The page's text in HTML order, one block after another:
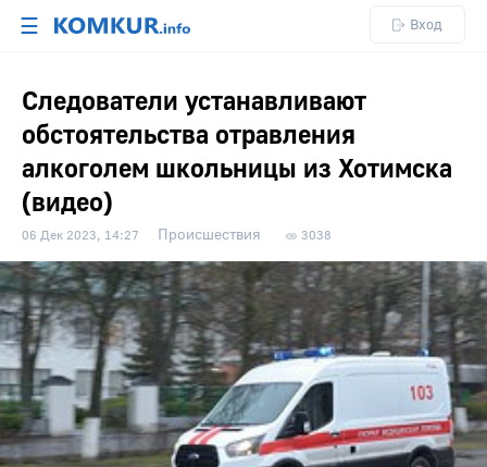
☰ Вход
Следователи устанавливают
обстоятельства отравления
алкоголем школьницы из Хотимска
(видео)
06 Дек 2023, 14:27 Происшествия 3038